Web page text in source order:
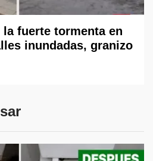
la fuerte tormenta en
inundadas, granizo